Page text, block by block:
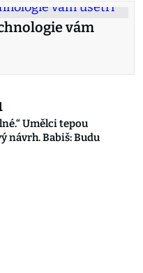
vám
Umělci tepou
návrh. Babiš: Budu